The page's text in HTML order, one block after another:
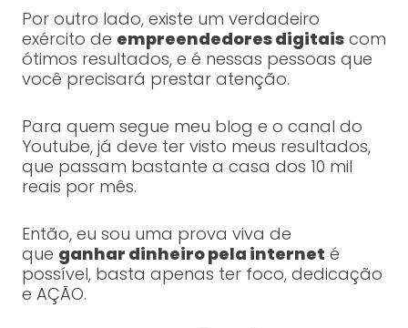
Por outro lado, existe um verdadeiro
exército de empreendedores digitaiscom
ótimos resultados, e é nessas pessoas que
você precisará prestar atenção.
Para quem segue meu blog e o canal do
Youtube, já deve ter visto meus resultados,
que passam bastante a casa dos 10 mil
reais por mês.
Então, eu sou uma prova viva de
que ganhar dinheiro pela internet é
possível, basta apenas ter foco, dedicação
e AÇÃO.